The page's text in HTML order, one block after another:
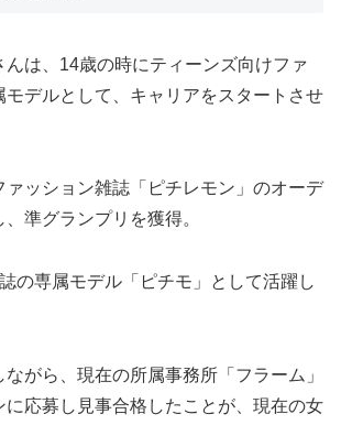
んは、14歳の時にティーンズ向けファ
モデルとして、キャリアをスタートさせ
ァッション雑誌「ピチレモン」のオーデ
準グランプリを獲得。
の専属モデル「ピチモ」として活躍し
がら、現在の所属事務所「フラーム」
に応募し見事合格したことが、現在の女